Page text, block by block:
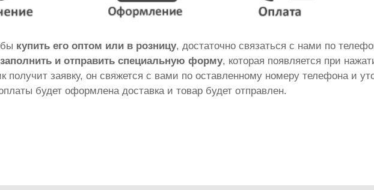
купить его оптом или в розницу, достаточно связаться с нами по
и отправить специальную форму, которая появляется при
получит заявку, он свяжется с вами по оставленному номеру телефона и
будет оформлена доставка и товар будет отправлен.